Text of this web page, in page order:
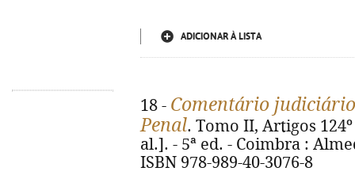
ADICIONAR À LISTA
18 - Comentário
Penal. Tomo II, Artigos
al.]. - 5ª ed. - Coimbra :
ISBN 978-989-40-3076-8